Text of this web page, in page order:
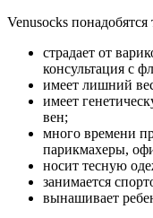
Venusocks понадобятся
страдает от
консультация с
имеет лишний
имеет
вен;
много времени
парикмахеры,
носит тесную
занимается
вынашивает